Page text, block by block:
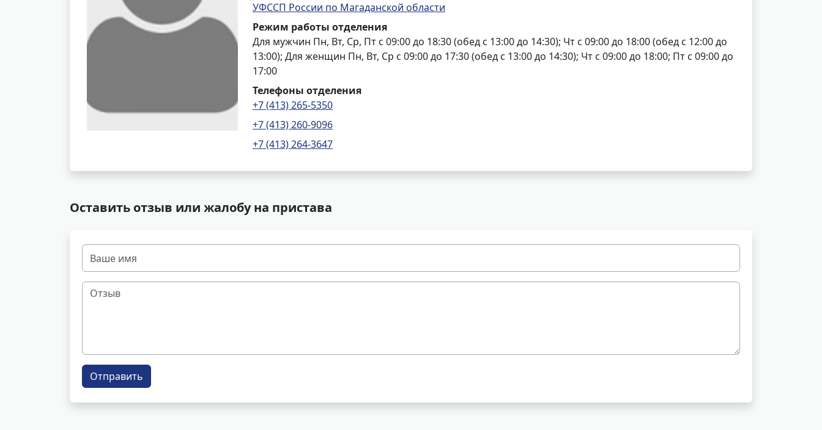
УФССП России по Магаданской области
Режим работы отделения
Для мужчин Пн, Вт, Ср, Пт с 09:00 до 18:30 (обед с 13:00 до 14:30); Чт с 09:00 до 18:00 (обед с 12:00 до
13:00); Для женщин Пн, Вт, Ср с 09:00 до 17:30 (обед с 13:00 до 14:30); Чт с 09:00 до 18:00; Пт с 09:00 до
17:00
Телефоны отделения
+7 (413) 265-5350
+7 (413) 260-9096
+7 (413) 264-3647
Оставить отзыв или жалобу на пристава
Отправить